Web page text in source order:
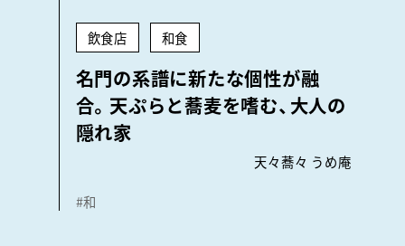
飲食店 和食
名門の系譜に新たな個性が融
合。天ぷらと蕎麦を嗜む、大人の
隠れ家
天々蕎々 うめ庵
#和